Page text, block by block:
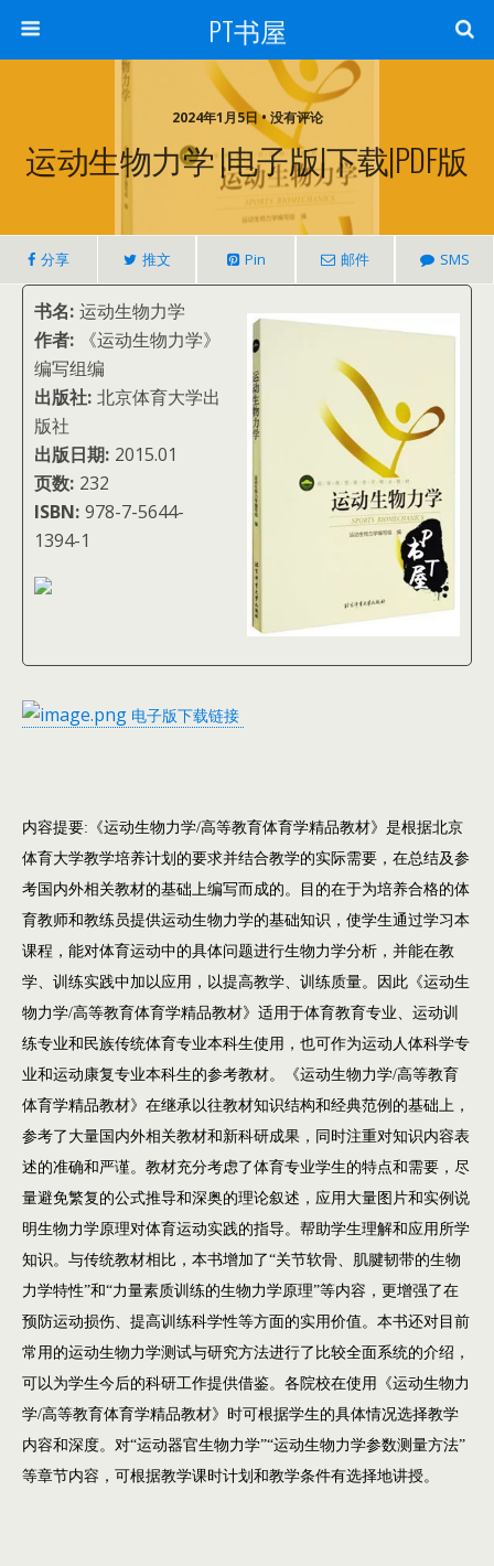
PT书屋
2024年1月5日 • 没有评论
运动生物力学 |电子版|下载|PDF版
分享 推文 Pin 邮件 SMS
书名: 运动生物力学
作者:
《运动生物力学》
编写组编
出版社: 北京体育大学出
版社
出版日期: 2015.01
页数: 232
ISBN: 978-7-5644-
1394-1
电子版下载链接
内容提要:《运动生物力学/高等教育体育学精品教材》是根据北京
体育大学教学培养计划的要求并结合教学的实际需要，在总结及参
考国内外相关教材的基础上编写而成的。目的在于为培养合格的体
育教师和教练员提供运动生物力学的基础知识，使学生通过学习本
课程，能对体育运动中的具体问题进行生物力学分析，并能在教
学、训练实践中加以应用，以提高教学、训练质量。因此《运动生
物力学/高等教育体育学精品教材》适用于体育教育专业、运动训
练专业和民族传统体育专业本科生使用，也可作为运动人体科学专
业和运动康复专业本科生的参考教材。《运动生物力学/高等教育
体育学精品教材》在继承以往教材知识结构和经典范例的基础上，
参考了大量国内外相关教材和新科研成果，同时注重对知识内容表
述的准确和严谨。教材充分考虑了体育专业学生的特点和需要，尽
量避免繁复的公式推导和深奥的理论叙述，应用大量图片和实例说
明生物力学原理对体育运动实践的指导。帮助学生理解和应用所学
知识。与传统教材相比，本书增加了“关节软骨、肌腱韧带的生物
力学特性”和“力量素质训练的生物力学原理”等内容，更增强了在
预防运动损伤、提高训练科学性等方面的实用价值。本书还对目前
常用的运动生物力学测试与研究方法进行了比较全面系统的介绍，
可以为学生今后的科研工作提供借鉴。各院校在使用《运动生物力
学/高等教育体育学精品教材》时可根据学生的具体情况选择教学
内容和深度。对“运动器官生物力学”“运动生物力学参数测量方法”
等章节内容，可根据教学课时计划和教学条件有选择地讲授。